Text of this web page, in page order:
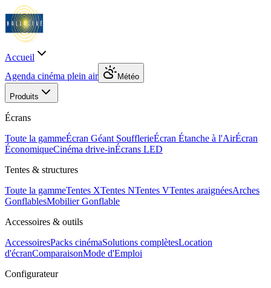
Accueil
Agenda cinéma plein air
Météo
Produits
Écrans
Toute la gammeÉcran Géant SoufflerieÉcran Étanche à l'AirÉcran
ÉconomiqueCinéma drive-inÉcrans LED
Tentes & structures
Toute la gammeTentes XTentes NTentes VTentes araignéesArches
GonflablesMobilier Gonflable
Accessoires & outils
AccessoiresPacks cinémaSolutions complètesLocation
d'écranComparaisonMode d'Emploi
Configurateur